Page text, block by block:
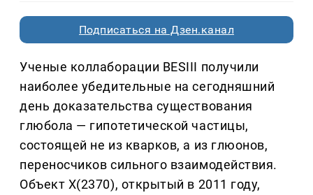
Подписаться на Дзен.канал
Ученые коллаборации BESIII получили
наиболее убедительные на сегодняшний
день доказательства существования
глюбола — гипотетической частицы,
состоящей не из кварков, а из глюонов,
переносчиков сильного взаимодействия.
Объект X(2370), открытый в 2011 году,